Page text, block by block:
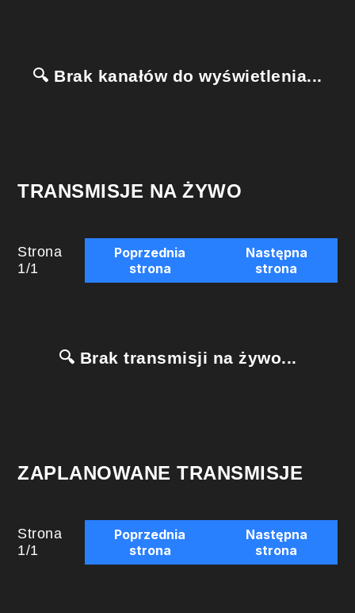
🔍 Brak kanałów do wyświetlenia...
TRANSMISJE NA ŻYWO
Strona
1/1
Poprzednia
strona
Następna
strona
🔍 Brak transmisji na żywo...
ZAPLANOWANE TRANSMISJE
Strona
1/1
Poprzednia
strona
Następna
strona